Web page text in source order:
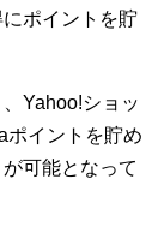
ポイントを貯
Yahoo!ショッ
ポイントを貯め
可能となって